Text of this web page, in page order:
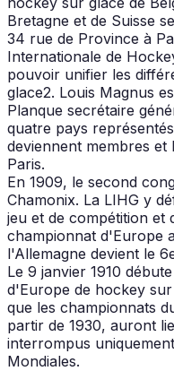
Bretagne et de Suisse
34 rue de Province à
Internationale de
pouvoir unifier les
glace2. Louis Magnus
Planque secrétaire
quatre pays
deviennent membres
Paris.
En 1909, le second
Chamonix. La LIHG y
jeu et de compétition et
championnat d'Europe
l'Allemagne devient le
Le 9 janvier 1910
d'Europe de hockey
que les championnats
partir de 1930, auront
interrompus
Mondiales.